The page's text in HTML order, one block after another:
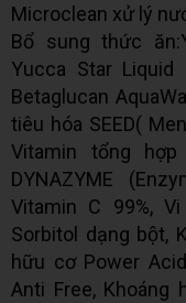
Microclean xử lý
Bổ sung thức
Yucca Star
Betaglucan
tiêu hóa SEED(
Vitamin tổng hợp
DYNAZYME
Vitamin C 99%,
Sorbitol dạng bột,
hữu cơ Power
Anti Free, Khoáng